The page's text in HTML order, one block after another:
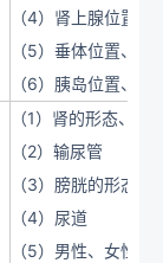
（4）肾上腺位置
（5）垂体位置、
（6）胰岛位置、
（1）肾的形态、结
（2）输尿管
（3）膀胱的形态、
（4）尿道
（5）男性、女性生